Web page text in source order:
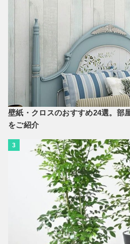
壁紙・クロスのおすすめ24選。部
をご紹介
3